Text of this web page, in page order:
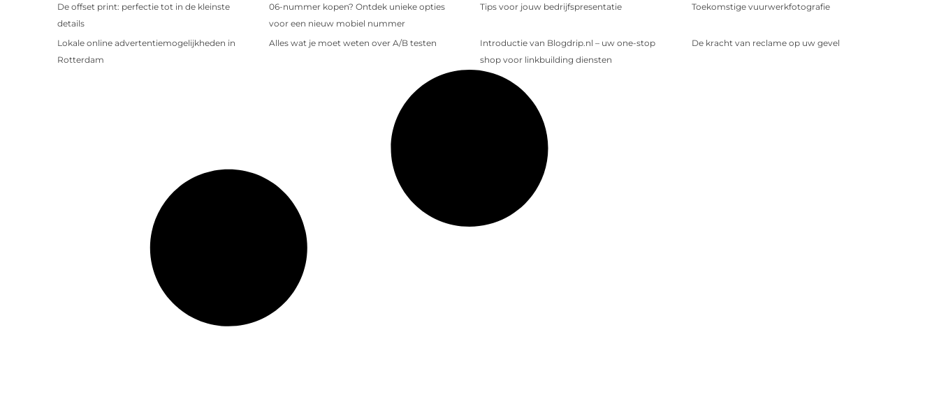
De offset print: perfectie tot in de kleinste
details
06-nummer kopen? Ontdek unieke opties
voor een nieuw mobiel nummer
Tips voor jouw bedrijfspresentatie Toekomstige vuurwerkfotografie
Lokale online advertentiemogelijkheden in
Rotterdam
Alles wat je moet weten over A/B testen
Introductie van Blogdrip.nl – uw one-stop
shop voor linkbuilding diensten
De kracht van reclame op uw gevel